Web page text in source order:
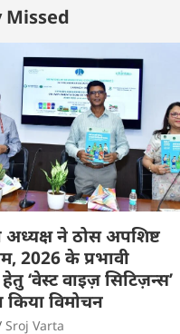
Missed
ने ठोस अपशिष्ट
2026 के प्रभावी
हेतु ‘वेस्ट वाइज़ सिटिज़न्स’
किया विमोचन
Sroj Varta